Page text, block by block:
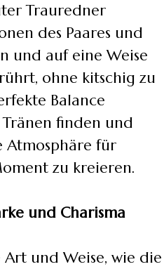
Trauredner
des Paares und
und auf eine Weise
ohne kitschig zu
Balance
finden und
Atmosphäre für
zu kreieren.
und Charisma
und Weise, wie die